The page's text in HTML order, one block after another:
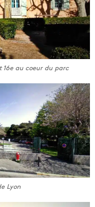
16e au coeur du parc
Lyon